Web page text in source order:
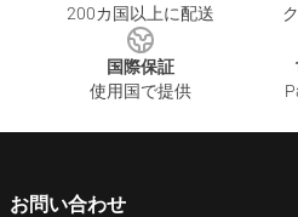
200カ国以上に配送
国際保証
使用国で提供
お問い合わせ